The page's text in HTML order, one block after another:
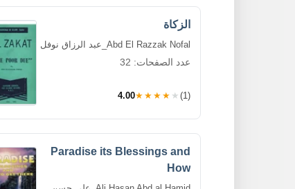
الزكاة
Abd El Razzak Nofal_عبد الرزاق نوفل
عدد الصفحات: 32
4.00★★★★★ (1)
Paradise its Blessings and
How